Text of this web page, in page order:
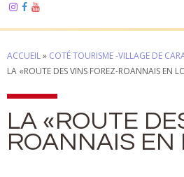
ACCUEIL» COTÉ TOURISME -VILLAGE DE
LA «ROUTE DES VINS FOREZ-ROANNAIS EN
LA «ROUTE
ROANNAIS EN